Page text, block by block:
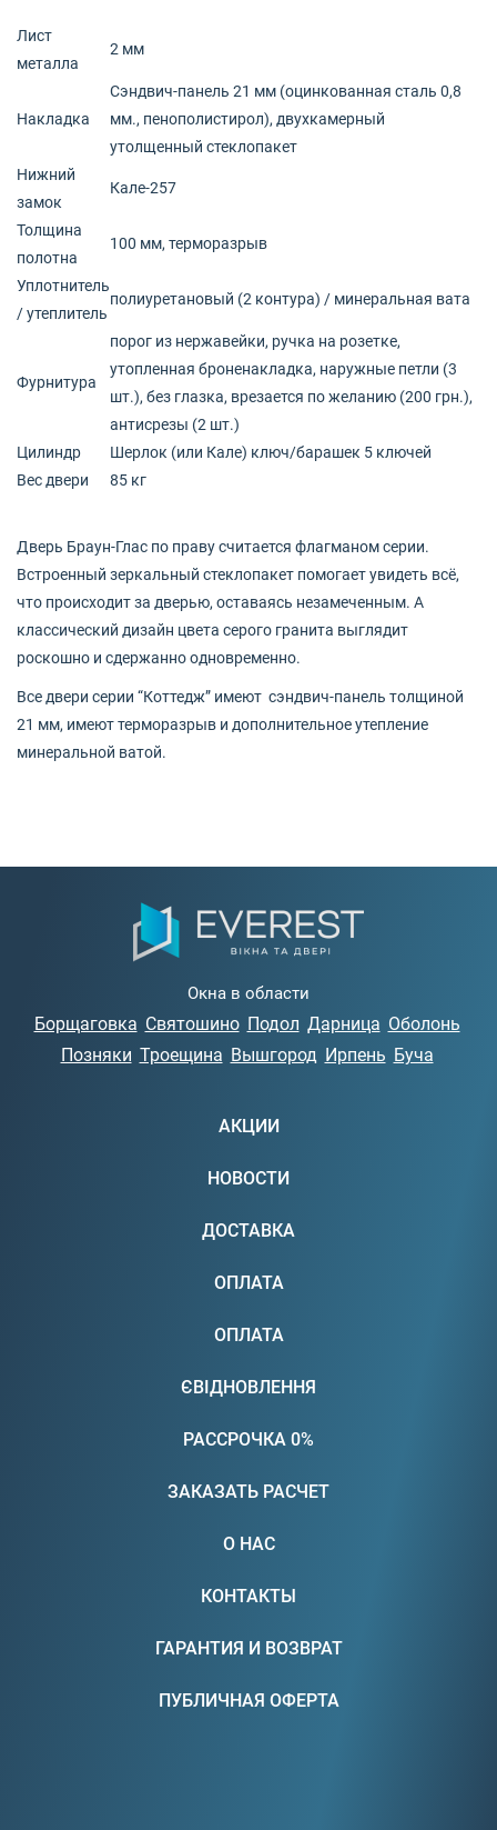
Лист
металла
2 мм
Накладка
Сэндвич-панель 21 мм (оцинкованная сталь 0,8
мм., пенополистирол), двухкамерный
утолщенный стеклопакет
Нижний
замок
Кале-257
Толщина
полотна
100 мм, терморазрыв
Уплотнитель
/ утеплитель
полиуретановый (2 контура) / минеральная вата
Фурнитура
порог из нержавейки, ручка на розетке,
утопленная броненакладка, наружные петли (3
шт.), без глазка, врезается по желанию (200 грн.),
антисрезы (2 шт.)
Цилиндр
Шерлок (или Кале) ключ/барашек 5 ключей
Вес двери
85 кг
Дверь Браун-Глас по праву считается флагманом серии.
Встроенный зеркальный стеклопакет помогает увидеть всё,
что происходит за дверью, оставаясь незамеченным. А
классический дизайн цвета серого гранита выглядит
роскошно и сдержанно одновременно.
Все двери серии “Коттедж” имеют сэндвич-панель толщиной
21 мм, имеют терморазрыв и дополнительное утепление
минеральной ватой.
Окна в области
Борщаговка Святошино Подол Дарница Оболонь
Позняки Троещина Вышгород Ирпень Буча
АКЦИИ
НОВОСТИ
ДОСТАВКА
ОПЛАТА
ОПЛАТА
ЄВІДНОВЛЕННЯ
РАССРОЧКА 0%
ЗАКАЗАТЬ РАСЧЕТ
О НАС
КОНТАКТЫ
ГАРАНТИЯ И ВОЗВРАТ
ПУБЛИЧНАЯ ОФЕРТА